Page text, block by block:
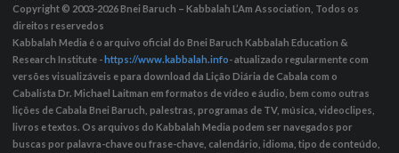
Copyright © 2003-2026Bnei Baruch – Kabbalah L’Am Association, Todos os
direitos reservedos
Kabbalah Media é o arquivo oficial do Bnei Baruch Kabbalah Education &
Research Institute -https://www.kabbalah.info- atualizado regularmente com
versões visualizáveis ​​e para download da Lição Diária de Cabala com o
Cabalista Dr. Michael Laitman em formatos de vídeo e áudio, bem como outras
lições de Cabala Bnei Baruch, palestras, programas de TV, música, videoclipes,
livros e textos. Os arquivos do Kabbalah Media podem ser navegados por
buscas por palavra-chave ou frase-chave, calendário, idioma, tipo de conteúdo,